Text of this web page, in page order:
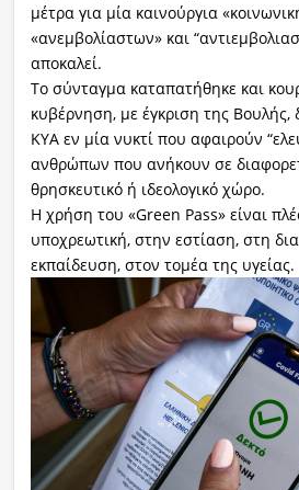
μέτρα για μία καινούργια
«ανεμβολίαστων» και
αποκαλεί.
Το σύνταγμα καταπατήθηκε και
κυβέρνηση, με έγκριση της Βουλής,
ΚΥΑ εν μία νυκτί που αφαιρούν
ανθρώπων που ανήκουν σε
θρησκευτικό ή ιδεολογικό χώρο.
Η χρήση του «Green Pass» είναι
υποχρεωτική, στην εστίαση, στη
εκπαίδευση, στον τομέα της υγείας.